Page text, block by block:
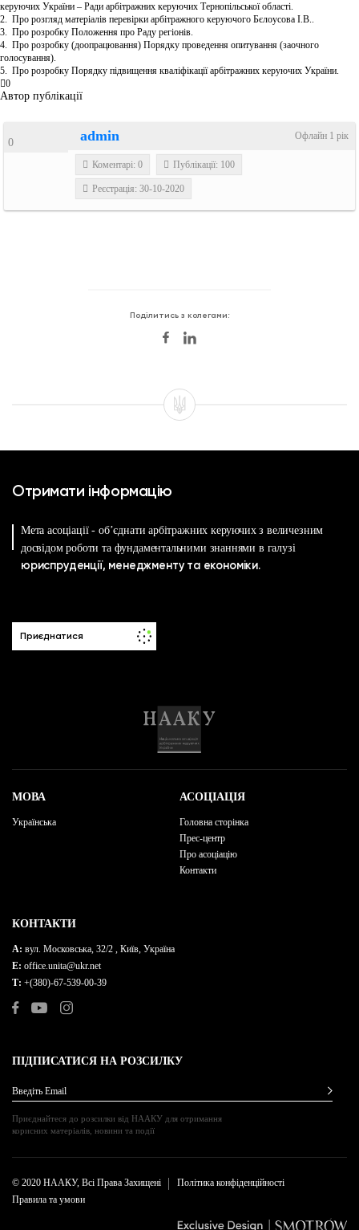
керуючих України – Ради арбітражних керуючих Тернопільської області.
2. Про розгляд матеріалів перевірки арбітражного керуючого Бєлоусова І.В..
3. Про розробку Положення про Раду регіонів.
4. Про розробку (доопрацювання) Порядку проведення опитування (заочного
голосування).
5. Про розробку Порядку підвищення кваліфікації арбітражних керуючих України.
0
Автор публікації
Офлайн 1 рік
admin
0
Коментарі: 0 Публікації: 100
Реєстрація: 30-10-2020
Поділитись з колегами:
Отримати інформацію
Мета асоціації - об’єднати арбітражних керуючих з величезним
досвідом роботи та фундаментальними знаннями в галузі
юриспруденції, менеджменту та економіки.
Приєднатися
МОВА
Українська
АСОЦІАЦІЯ
Головна сторінка
Прес-центр
Про асоціацію
Контакти
КОНТАКТИ
A: вул. Московська, 32/2 , Київ, Україна
E: office.unita@ukr.net
Т: +(380)-67-539-00-39
ПІДПИСАТИСЯ НА РОЗСИЛКУ
Введіть Email
Приєднайтеся до розсилки від НААКУ для отримання
корисних матеріалів, новини та події
© 2020 НААКУ, Всі Права Захищені
Політика конфіденційності
Правила та умови